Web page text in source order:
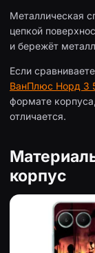
Металлическая
цепкой
и бережёт
Если
ВанПлюс Норд 3
формате
отличается.
корпус